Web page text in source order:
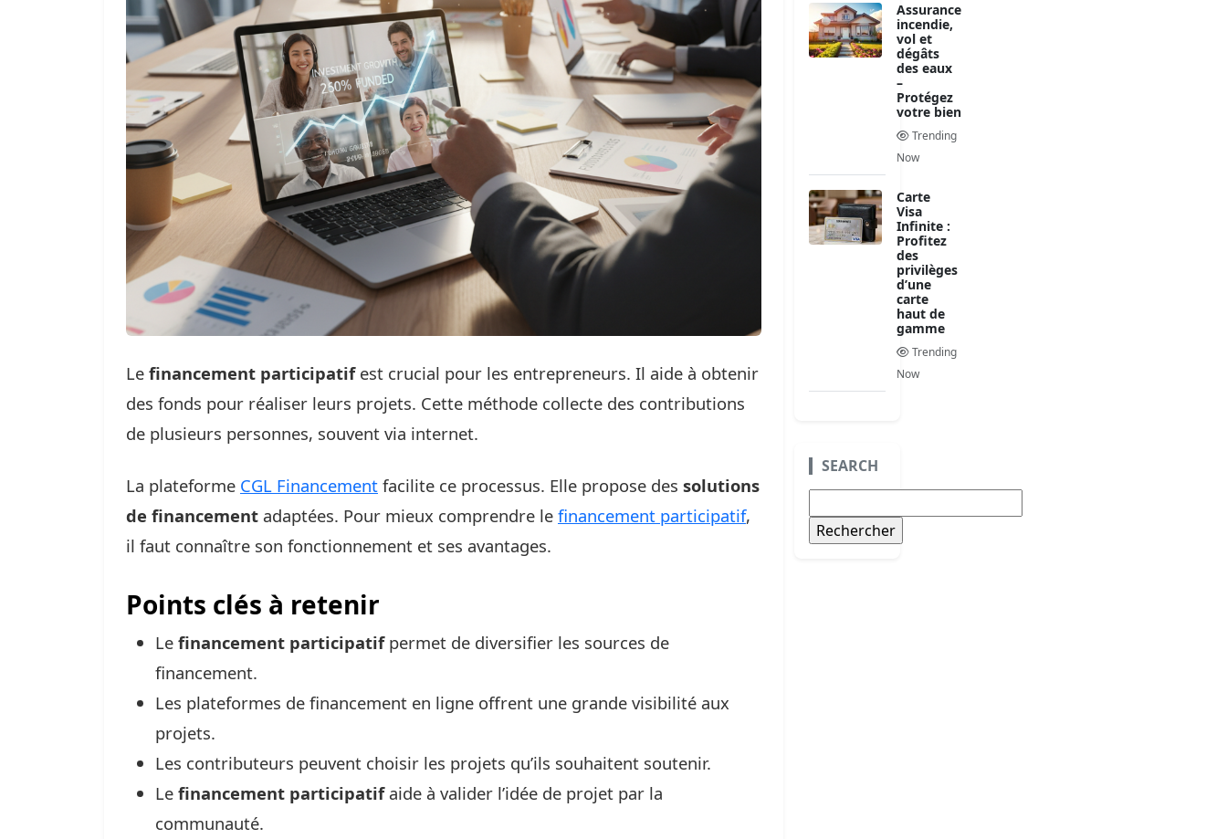
Le financement participatifest crucial pour les entrepreneurs. Il aide à obtenir
des fonds pour réaliser leurs projets. Cette méthode collecte des contributions
de plusieurs personnes, souvent via internet.
La plateforme CGL Financement facilite ce processus. Elle propose des solutions
de financement adaptées. Pour mieux comprendre le financement participatif,
il faut connaître son fonctionnement et ses avantages.
Points clés à retenir
Le financement participatifpermet de diversifier les sources de
financement.
Les plateformes de financement en ligne offrent une grande visibilité aux
projets.
Les contributeurs peuvent choisir les projets qu’ils souhaitent soutenir.
Le financement participatifaide à valider l’idée de projet par la
communauté.
Assurance
incendie,
vol et
dégâts
des eaux
–
Protégez
votre bien
Trending
Now
Carte
Visa
Infinite :
Profitez
des
privilèges
d’une
carte
haut de
gamme
Trending
Now
SEARCH